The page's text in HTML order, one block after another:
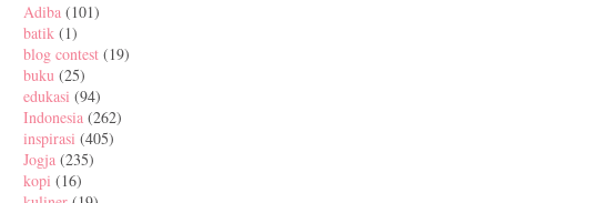
Adiba (101)
batik (1)
blog contest (19)
buku (25)
edukasi (94)
Indonesia (262)
inspirasi (405)
Jogja (235)
kopi (16)